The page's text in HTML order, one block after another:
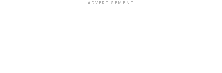
ADVERTISEMENT